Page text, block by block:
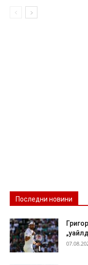
Последни новини